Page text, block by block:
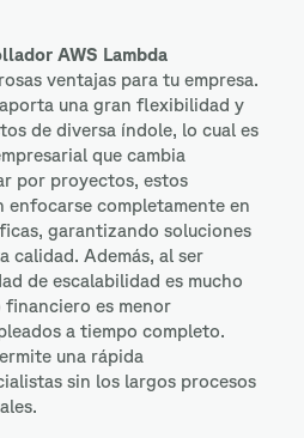
AWS Lambda
ventajas para tu empresa.
una gran flexibilidad y
de diversa índole, lo cual es
que cambia
por proyectos, estos
enfocarse completamente en
garantizando soluciones
calidad. Además, al ser
de escalabilidad es mucho
financiero es menor
a tiempo completo.
una rápida
sin los largos procesos